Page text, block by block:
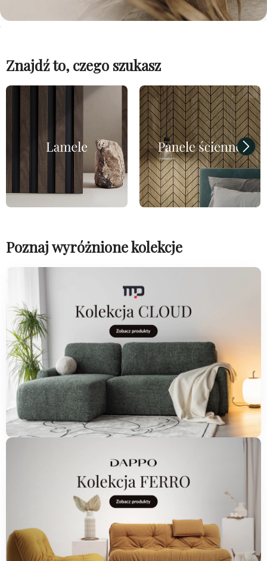
Znajdź to, czego szukasz
Poznaj wyróżnione kolekcje